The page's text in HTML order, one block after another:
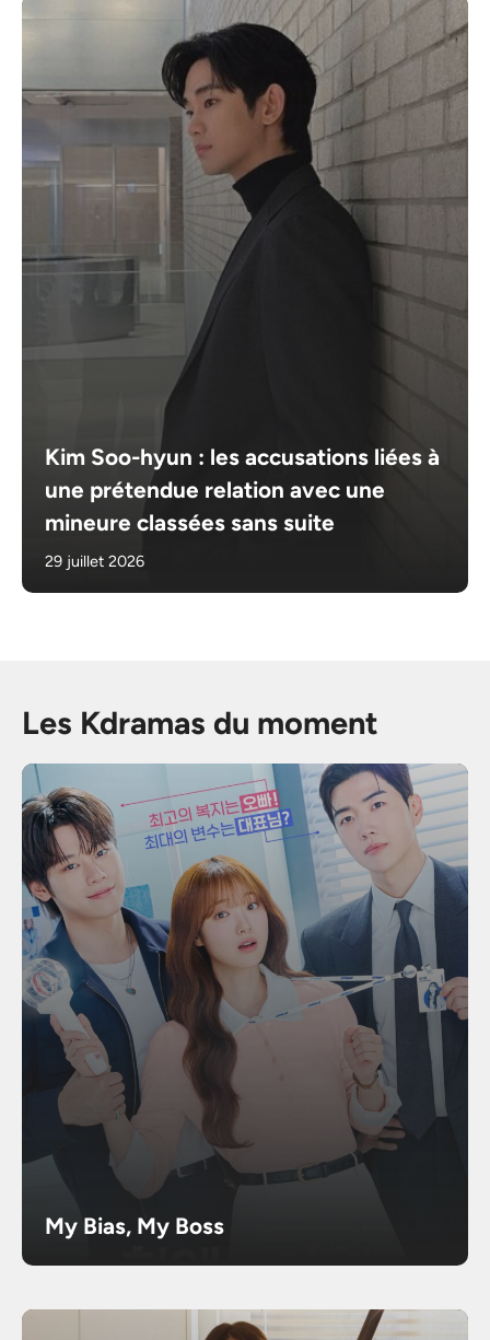
Kim Soo-hyun : les accusations liées à
une prétendue relation avec une
mineure classées sans suite
29 juillet 2026
Les Kdramas du moment
My Bias, My Boss